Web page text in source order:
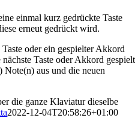
einmal kurz gedrückte Taste
erneut gedrückt wird.
oder ein gespielter Akkord
Taste oder Akkord gespielt
aus und die neuen
die ganze Klaviatur dieselbe
2022-12-04T20:58:26+01:00